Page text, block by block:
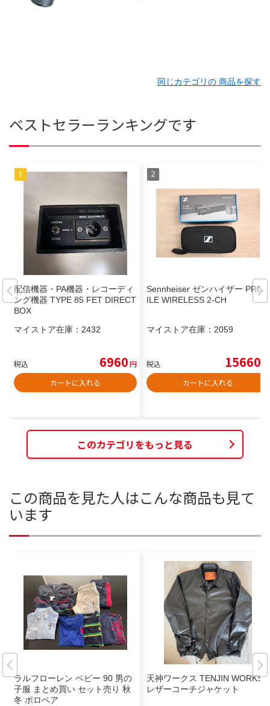
同じカテゴリの 商品を探す
ベストセラーランキングです
配信機器・PA機器・レコーディ
ング機器 TYPE 85 FET DIRECT
BOX
マイストア在庫： 2432
税込 6960円
カートに入れる
Sennheiser ゼンハイザー PROF
ILE WIRELESS 2-CH
マイストア在庫： 2059
税込 15660
カートに入れる
このカテゴリをもっと見る
この商品を見た人はこんな商品も見て
います
ラルフローレン ベビー 90 男の
子服 まとめ買い セット売り 秋
冬 ポロベア
天神ワークス TENJIN WORKS
レザーコーチジャケット